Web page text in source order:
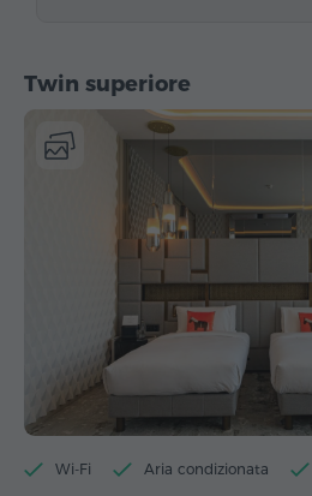
Twin superiore
Wi-Fi Aria condizionata